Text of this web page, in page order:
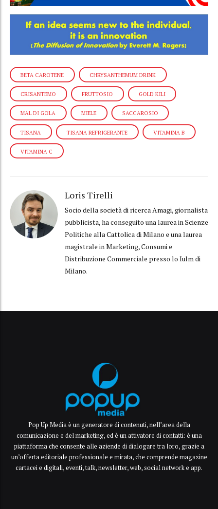
BETA CAROTENE CHRYSANTHEMUM DRINK
CRISANTEMO FRUTTOSIO GOLD KILI
MAL DI GOLA MIELE SACCAROSIO
TISANA TISANA REFRIGERANTE VITAMINA B
VITAMINA C
Loris Tirelli
Socio della società di ricerca Amagi, giornalista
pubblicista, ha conseguito una laurea in Scienze
Politiche alla Cattolica di Milano e una laurea
magistrale in Marketing, Consumi e
Distribuzione Commerciale presso lo Iulm di
Milano.
Pop Up Media è un generatore di contenuti, nell’area della
comunicazione e del marketing, ed è un attivatore di contatti: è una
piattaforma che consente alle aziende di dialogare tra loro, grazie a
un’offerta editoriale professionale e mirata, che comprende magazine
cartacei e digitali, eventi, talk, newsletter, web, social network e app.